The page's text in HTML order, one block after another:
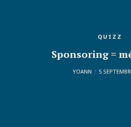
QUIZZ
Sponsoring =
YOANN 5